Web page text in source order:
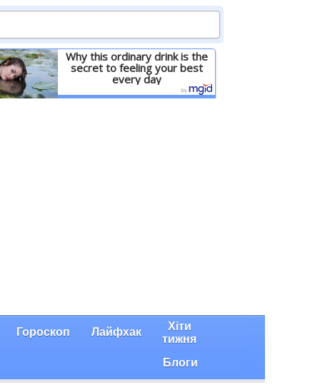
Why this ordinary drink is the
secret to feeling your best
every day
Гороскоп Лайфхак Хіти
тижня
Блоги